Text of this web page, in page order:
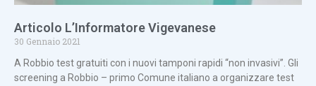
Articolo L’Informatore Vigevanese
30 Gennaio 2021
A Robbio test gratuiti con i nuovi tamponi rapidi “non invasivi”. Gli
screening a Robbio – primo Comune italiano a organizzare test